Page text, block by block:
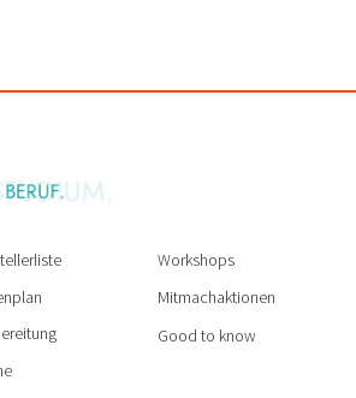
BERUF.
Workshops
Mitmachaktionen
Good to know